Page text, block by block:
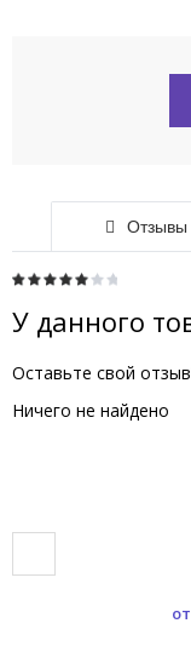
Отзывы
У данного
Оставьте свой
Ничего не найдено